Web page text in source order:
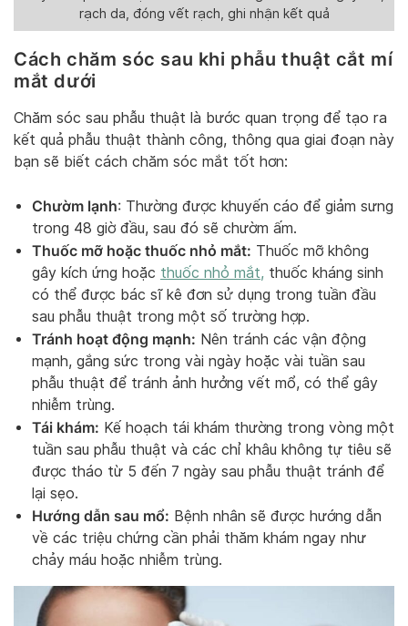
rạch da, đóng vết rạch, ghi nhận kết quả
Cách chăm sóc sau khi phẫu thuật cắt mí
mắt dưới
Chăm sóc sau phẫu thuật là bước quan trọng để tạo ra
kết quả phẫu thuật thành công, thông qua giai đoạn này
bạn sẽ biết cách chăm sóc mắt tốt hơn:
Chườm lạnh: Thường được khuyến cáo để giảm sưng
trong 48 giờ đầu, sau đó sẽ chườm ấm.
Thuốc mỡ hoặc thuốc nhỏ mắt: Thuốc mỡ không
gây kích ứng hoặc thuốc nhỏ mắt, thuốc kháng sinh
có thể được bác sĩ kê đơn sử dụng trong tuần đầu
sau phẫu thuật trong một số trường hợp.
Tránh hoạt động mạnh: Nên tránh các vận động
mạnh, gắng sức trong vài ngày hoặc vài tuần sau
phẫu thuật để tránh ảnh hưởng vết mổ, có thể gây
nhiễm trùng.
Tái khám: Kế hoạch tái khám thường trong vòng một
tuần sau phẫu thuật và các chỉ khâu không tự tiêu sẽ
được tháo từ 5 đến 7 ngày sau phẫu thuật tránh để
lại sẹo.
Hướng dẫn sau mổ: Bệnh nhân sẽ được hướng dẫn
về các triệu chứng cần phải thăm khám ngay như
chảy máu hoặc nhiễm trùng.